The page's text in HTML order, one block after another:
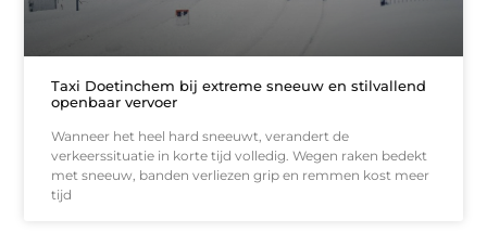
Taxi Doetinchem bij extreme sneeuw en stilvallend
openbaar vervoer
Wanneer het heel hard sneeuwt, verandert de
verkeerssituatie in korte tijd volledig. Wegen raken bedekt
met sneeuw, banden verliezen grip en remmen kost meer
tijd